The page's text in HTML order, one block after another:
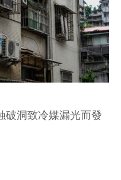
破洞致冷媒漏光而發